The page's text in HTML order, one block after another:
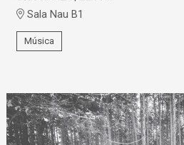
Sala Nau B1
Música